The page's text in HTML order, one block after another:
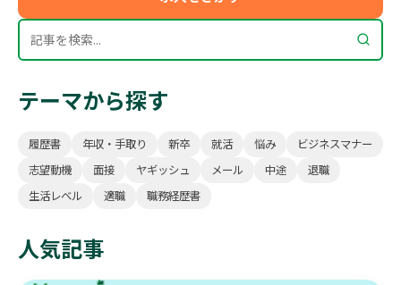
人気記事
テーマから探す
履歴書 年収・手取り 新卒 就活 悩み
ビジネスマナー
志望動機
面接 ヤギッシュ メール 中途
退職
生活レベル
適職 職務経歴書